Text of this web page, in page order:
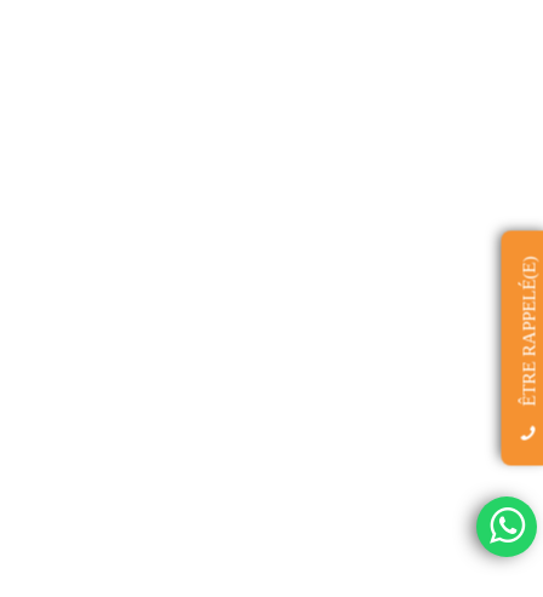
ÊTRE RAPPELÉ(E)